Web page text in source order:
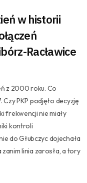
w historii
Racławice
z 2000 roku. Co
Czy PKP podjęło decyzję
frekwencji nie miały
kontroli
do Głubczyc dojechała
linia zarosła, a tory